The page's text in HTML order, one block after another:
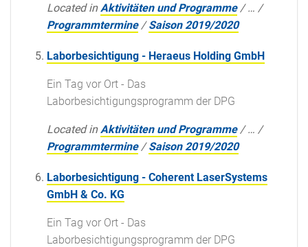
Located in Aktivitäten und Programme /… /
Programmtermine /Saison 2019/2020
Laborbesichtigung - Heraeus Holding GmbH
Ein Tag vor Ort - Das
Laborbesichtigungsprogramm der DPG
Located in Aktivitäten und Programme /… /
Programmtermine /Saison 2019/2020
Laborbesichtigung - Coherent LaserSystems
GmbH & Co. KG
Ein Tag vor Ort - Das
Laborbesichtigungsprogramm der DPG